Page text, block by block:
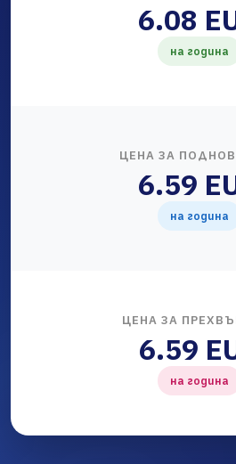
6.08
на година
ЦЕНА ЗА
6.59
на година
ЦЕНА ЗА
6.59
на година